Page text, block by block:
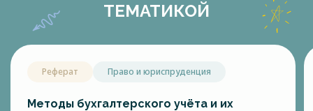
ТЕМАТИКОЙ
Реферат Право и юриспруденция
Методы бухгалтерского учёта и их